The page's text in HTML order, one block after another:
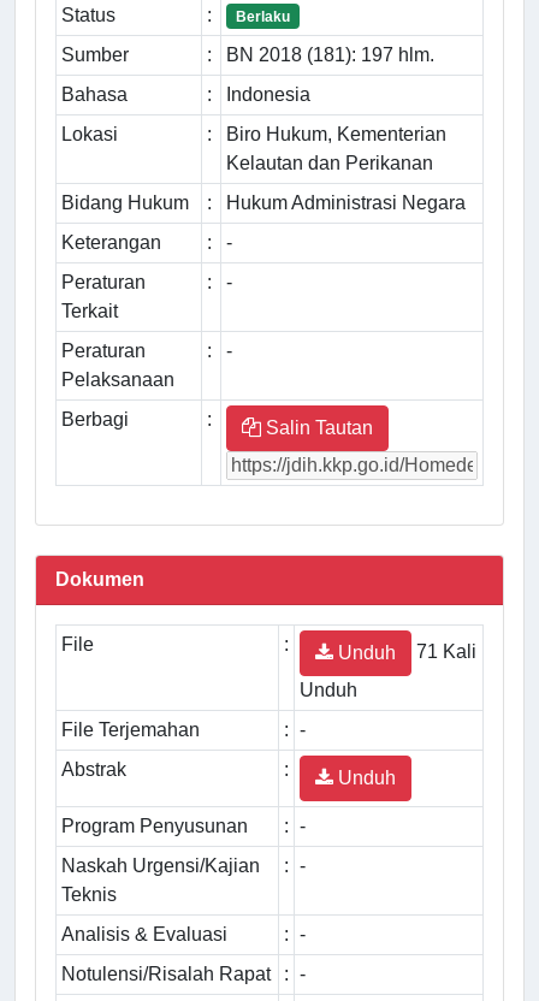
Status : Berlaku
Sumber :
BN 2018 (181): 197 hlm.
Bahasa
:
Indonesia
Lokasi
:
Biro Hukum, Kementerian
Kelautan dan Perikanan
Bidang Hukum
:
Hukum Administrasi Negara
Keterangan
:
-
Peraturan
Terkait
: -
Peraturan
Pelaksanaan
: -
Berbagi : Salin Tautan
Dokumen
File : Unduh
71 Kali
Unduh
File Terjemahan
: -
Abstrak
: Unduh
Program Penyusunan : -
Naskah Urgensi/Kajian
Teknis
: -
Analisis & Evaluasi : -
Notulensi/Risalah Rapat
: -